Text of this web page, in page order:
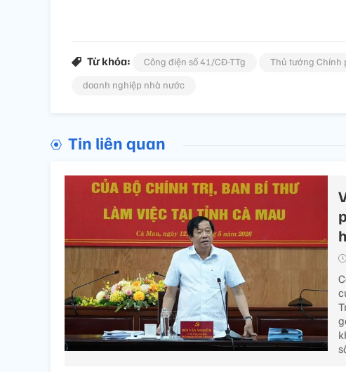
Từ khóa: Công điện số 41/CĐ-TTg Thủ tướng Chính
doanh nghiệp nhà nước
Tin liên quan